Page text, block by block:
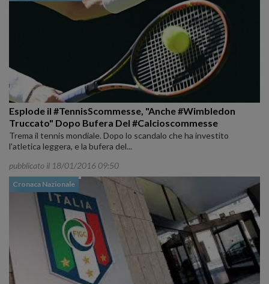
Esplode il #TennisScommesse, "Anche #Wimbledon
Truccato" Dopo Bufera Del #Calcioscommesse
Trema il tennis mondiale. Dopo lo scandalo che ha investito
l'atletica leggera, e la bufera del...
pubblicato il 18/01/2016 09:50
Cronaca Nazionale